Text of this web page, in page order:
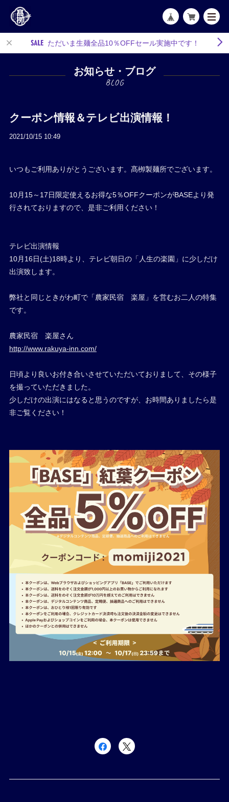
ただいま生麺全品10％OFFセール実施中です！
お知らせ・ブログ
クーポン情報＆テレビ出演情報！
2021/10/15 10:49
いつもご利用ありがとうございます。髙栁製麺所でございます。
10月15～17日限定使えるお得な5％OFFクーポンがBASEより発
行されておりますので、是非ご利用ください！
テレビ出演情報
10月16日(土)18時より、テレビ朝日の「人生の楽園」に少しだけ
出演致します。
弊社と同じときがわ町で「農家民宿 楽屋」を営むお二人の特集
です。
農家民宿 楽屋さん
http://www.rakuya-inn.com/
日頃より良いお付き合いさせていただいておりまして、その様子
を撮っていただきました。
少しだけの出演にはなると思うのですが、お時間ありましたら是
非ご覧ください！